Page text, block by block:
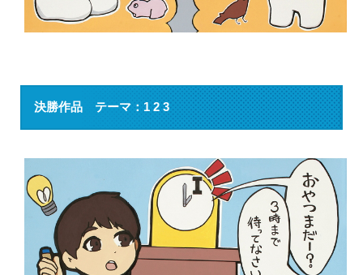
決勝作品 テーマ：1 2 3